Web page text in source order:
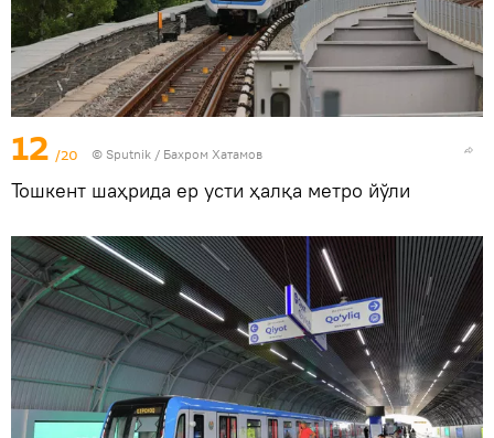
12 /20 © Sputnik / Бахром Хатамов
Тошкент шаҳрида ер усти ҳалқа метро йўли